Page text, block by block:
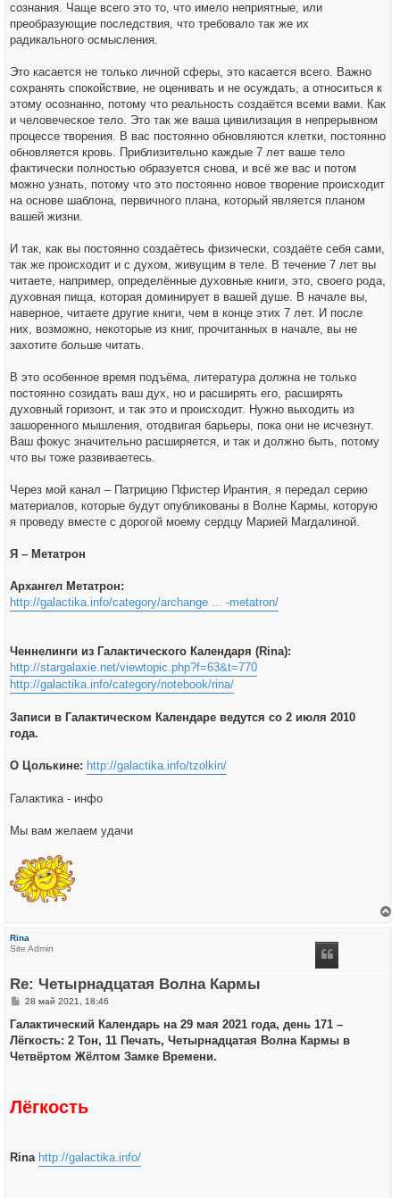
сознания. Чаще всего это то, что имело неприятные, или
преобразующие последствия, что требовало так же их
радикального осмысления.
Это касается не только личной сферы, это касается всего. Важно
сохранять спокойствие, не оценивать и не осуждать, а относиться к
этому осознанно, потому что реальность создаётся всеми вами. Как
и человеческое тело. Это так же ваша цивилизация в непрерывном
процессе творения. В вас постоянно обновляются клетки, постоянно
обновляется кровь. Приблизительно каждые 7 лет ваше тело
фактически полностью образуется снова, и всё же вас и потом
можно узнать, потому что это постоянно новое творение происходит
на основе шаблона, первичного плана, который является планом
вашей жизни.
И так, как вы постоянно создаётесь физически, создаёте себя сами,
так же происходит и с духом, живущим в теле. В течение 7 лет вы
читаете, например, определённые духовные книги, это, своего рода,
духовная пища, которая доминирует в вашей душе. В начале вы,
наверное, читаете другие книги, чем в конце этих 7 лет. И после
них, возможно, некоторые из книг, прочитанных в начале, вы не
захотите больше читать.
В это особенное время подъёма, литература должна не только
постоянно созидать ваш дух, но и расширять его, расширять
духовный горизонт, и так это и происходит. Нужно выходить из
зашоренного мышления, отодвигая барьеры, пока они не исчезнут.
Ваш фокус значительно расширяется, и так и должно быть, потому
что вы тоже развиваетесь.
Через мой канал – Патрицию Пфистер Ирантия, я передал серию
материалов, которые будут опубликованы в Волне Кармы, которую
я проведу вместе с дорогой моему сердцу Марией Магдалиной.
Я – Метатрон
Архангел Метатрон:
http://galactika.info/category/archange ... -metatron/
Ченнелинги из Галактического Календаря (Rina):
http://stargalaxie.net/viewtopic.php?f=63&t=770
http://galactika.info/category/notebook/rina/
Записи в Галактическом Календаре ведутся со 2 июля 2010
года.
О Цолькине: http://galactika.info/tzolkin/
Галактика - инфо
Мы вам желаем удачи
Rina
Site Admin
Re: Четырнадцатая Волна Кармы
С
о
щ
е
28 май 2021, 18:46
Галактический Календарь на 29 мая 2021 года, день 171 –
Лёгкость: 2 Тон, 11 Печать, Четырнадцатая Волна Кармы в
Четвёртом Жёлтом Замке Времени.
Лёгкость
Rina http://galactika.info/